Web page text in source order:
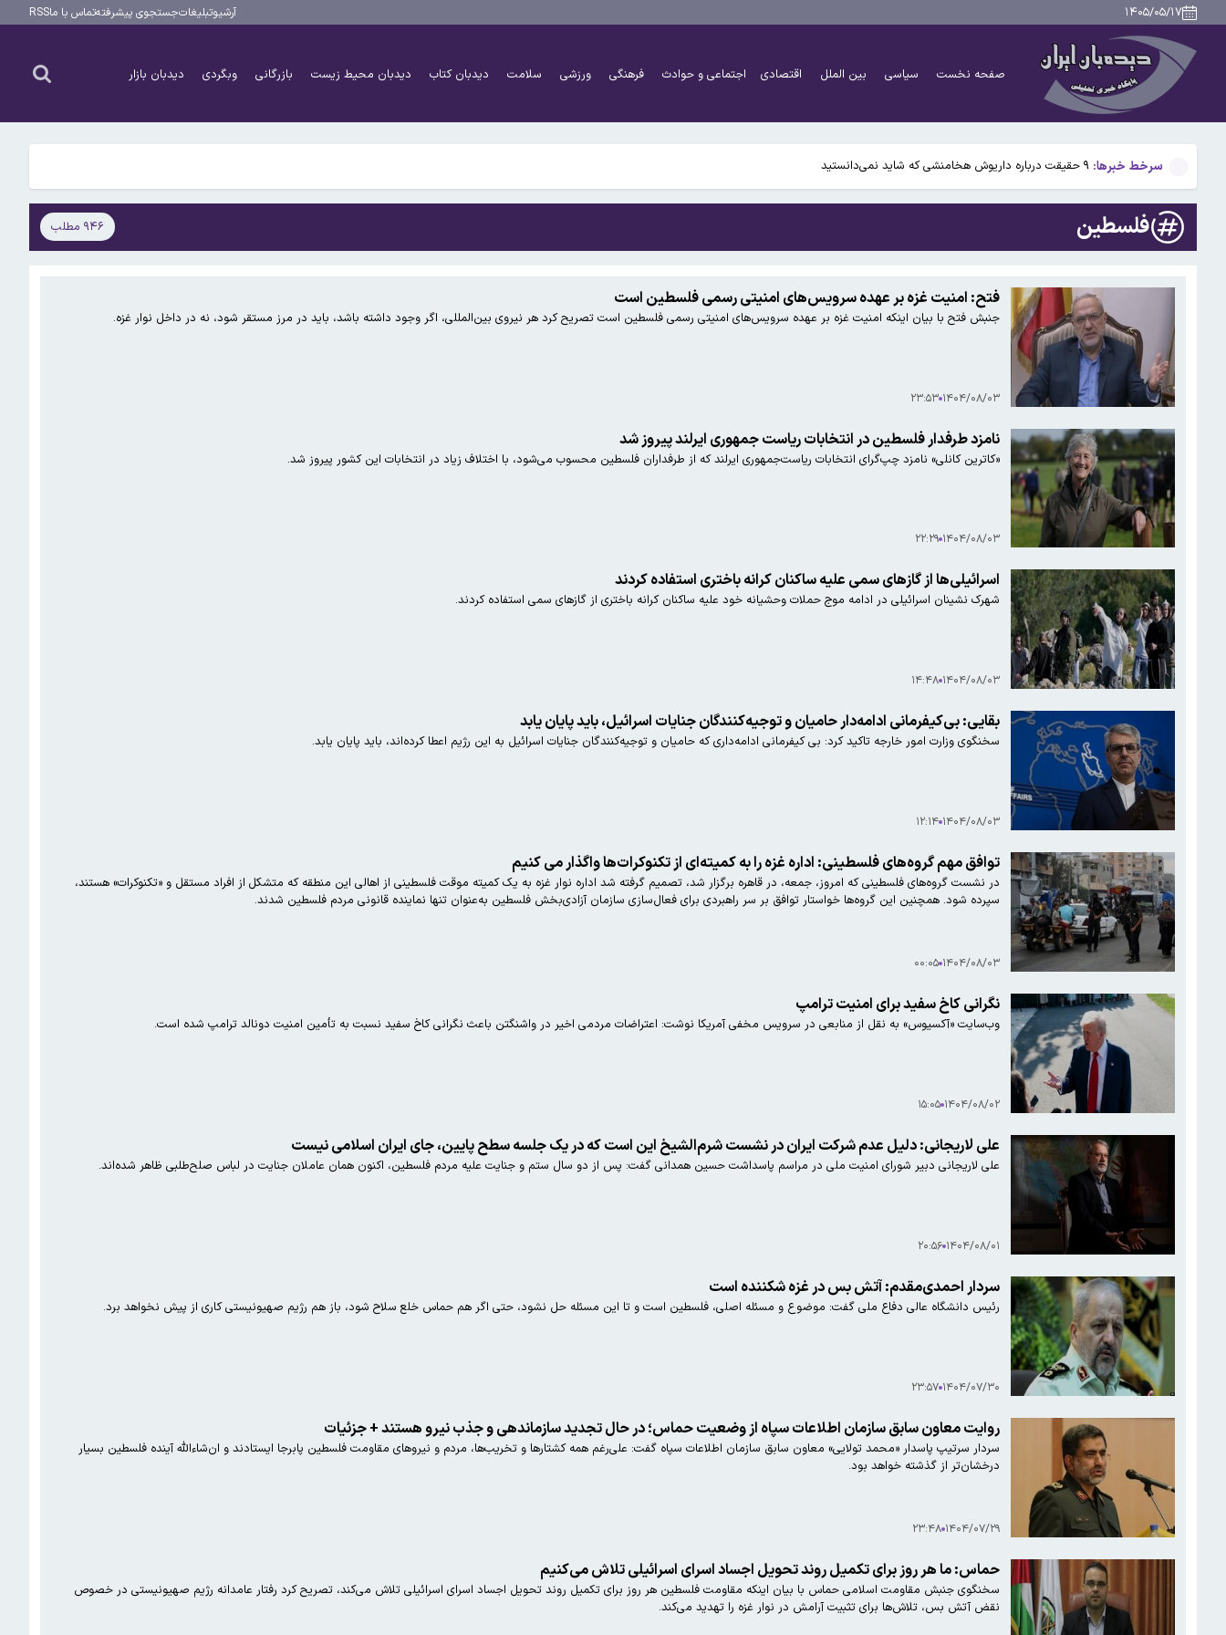
۱۴۰۵/۰۵/۱۷ آرشیوتبلیغاتجستجوی پیشرفتهتماس با ماRSS
صفحه نخست سیاسی بین الملل اقتصادی اجتماعی و حوادث فرهنگی ورزشی سلامت دیدبان کتاب دیدبان محیط زیست بازرگانی وبگردی دیدبان بازار
سرخط خبرها:
سوختی فراموش‌شده در مسیر تکامل مغز؛ آیا میوه و عسل به بزرگ‌تر شدن مغز انسان کمک کردند؟
آمریکا ۵ فرد و ۱۳ شرکت و صرافی را تحریم کرد+اسامی
آمریکا آبان تتر را تحریم کرد؛ یک صرافی ایرانی دیگر در فهرست تحریم‌های رمزارزی ایالات متحده قرار گرفت
۹ حقیقت درباره داریوش هخامنشی که شاید نمی‌دانستید
بیفوما در پرسپولیس ماندنی شد
آمریکا ۵ فرد و ۱۳ شرکت و صرافی را تحریم کرد+اسامی
آمریکا آبان تتر را تحریم کرد؛ یک صرافی ایرانی دیگر در فهرست تحریم‌های رمزارزی ایالات متحده قرار گرفت
فلسطین ۹۴۶ مطلب
فتح: امنیت غزه بر عهده سرویس‌های امنیتی رسمی فلسطین است
جنبش فتح با بیان اینکه امنیت غزه بر عهده سرویس‌های امنیتی رسمی فلسطین است تصریح کرد هر نیروی بین‌المللی، اگر وجود داشته باشد، باید در مرز مستقر شود، نه در داخل نوار غزه.
۱۴۰۴/۰۸/۰۳ ۲۳:۵۳
نامزد طرفدار فلسطین در انتخابات ریاست جمهوری ایرلند پیروز شد
«کاترین کانلی» نامزد چپ‌گرای انتخابات ریاست‌جمهوری ایرلند که از طرفداران فلسطین محسوب می‌شود، با اختلاف زیاد در انتخابات این کشور پیروز شد.
۱۴۰۴/۰۸/۰۳ ۲۲:۲۹
اسرائیلی‌ها از گازهای سمی علیه ساکنان کرانه باختری استفاده کردند
شهرک نشینان اسرائیلی در ادامه موج حملات وحشیانه خود علیه ساکنان کرانه باختری از گازهای سمی استفاده کردند.
۱۴۰۴/۰۸/۰۳ ۱۴:۴۸
بقایی: بی‌کیفرمانی ادامه‌دار حامیان و توجیه‌کنندگان جنایات اسرائیل، باید پایان یابد
سخنگوی وزارت امور خارجه تاکید کرد: بی کیفرمانی ادامه‌داری که حامیان و توجیه‌کنندگان جنایات اسرائیل به این رژیم اعطا کرده‌اند، باید پایان یابد.
۱۴۰۴/۰۸/۰۳ ۱۲:۱۴
توافق مهم گروه‌های فلسطینی: اداره غزه را به کمیته‌ای از تکنوکرات‌ها واگذار می کنیم
در نشست گروه‌های فلسطینی که امروز، جمعه، در قاهره برگزار شد، تصمیم گرفته شد اداره نوار غزه به یک کمیته موقت فلسطینی از اهالی این منطقه که متشکل از افراد مستقل و «تکنوکرات» هستند،
سپرده شود. همچنین این گروه‌ها خواستار توافق بر سر راهبردی برای فعال‌سازی سازمان آزادی‌بخش فلسطین به‌عنوان تنها نماینده قانونی مردم فلسطین شدند.
۱۴۰۴/۰۸/۰۳ ۰۰:۰۵
نگرانی کاخ سفید برای امنیت ترامپ
وب‌سایت «آکسیوس» به نقل از منابعی در سرویس مخفی آمریکا نوشت: اعتراضات مردمی اخیر در واشنگتن باعث نگرانی کاخ سفید نسبت به تأمین امنیت دونالد ترامپ شده است.
۱۴۰۴/۰۸/۰۲ ۱۵:۰۵
علی لاریجانی: دلیل عدم شرکت ایران در نشست شرم‌الشیخ این است که در یک جلسه سطح پایین، جای ایران اسلامی نیست
علی لاریجانی دبیر شورای امنیت ملی در مراسم پاسداشت حسین همدانی گفت: پس از دو سال ستم و جنایت علیه مردم فلسطین، اکنون همان عاملان جنایت در لباس صلح‌طلبی ظاهر شده‌اند.
۱۴۰۴/۰۸/۰۱ ۲۰:۵۶
سردار احمدی‌مقدم: آتش بس در غزه شکننده است
رئیس دانشگاه عالی دفاع ملی گفت: موضوع و مسئله اصلی، فلسطین است و تا این مسئله حل نشود، حتی اگر هم حماس خلع سلاح شود، باز هم رژیم صهیونیستی کاری از پیش نخواهد برد.
۱۴۰۴/۰۷/۳۰ ۲۳:۵۷
روایت معاون سابق سازمان اطلاعات سپاه از وضعیت حماس؛ در حال تجدید سازماندهی و جذب نیرو هستند + جزئیات
سردار سرتیپ پاسدار «محمد تولایی» معاون سابق سازمان اطلاعات سپاه گفت: علی‌رغم همه کشتارها و تخریب‌ها، مردم و نیروهای مقاومت فلسطین پابرجا ایستادند و ان‌شاءالله آینده فلسطین بسیار
درخشان‌تر از گذشته خواهد بود.
۱۴۰۴/۰۷/۲۹ ۲۳:۴۸
حماس: ما هر روز برای تکمیل روند تحویل اجساد اسرای اسرائیلی تلاش می‌کنیم
سخنگوی جنبش مقاومت اسلامی حماس با بیان اینکه مقاومت فلسطین هر روز برای تکمیل روند تحویل اجساد اسرای اسرائیلی تلاش می‌کند، تصریح کرد رفتار عامدانه رژیم صهیونیستی در خصوص
نقض آتش بس، تلاش‌ها برای تثبیت آرامش در نوار غزه را تهدید می‌کند.